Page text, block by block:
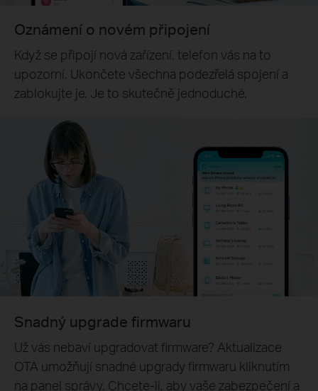
Oznámení o novém připojení
Když se připojí nová zařízení, telefon vás na to
upozorní. Ukončete všechna podezřelá spojení a
zablokujte je. Je to skutečně jednoduché.
Snadný upgrade firmwaru
Už vás nebaví upgradovat firmware? Aktualizace
OTA umožňují snadné upgrady firmwaru kliknutím
na panel správy. Chcete-li, aby vaše zabezpečení a